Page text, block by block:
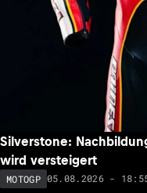
Silverstone:
wird versteigert
MOTOGP 05.08.2026 -